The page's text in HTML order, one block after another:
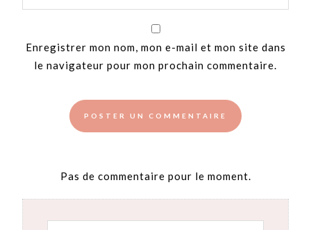
Enregistrer mon nom, mon e-mail et mon site dans
le navigateur pour mon prochain commentaire.
Pas de commentaire pour le moment.